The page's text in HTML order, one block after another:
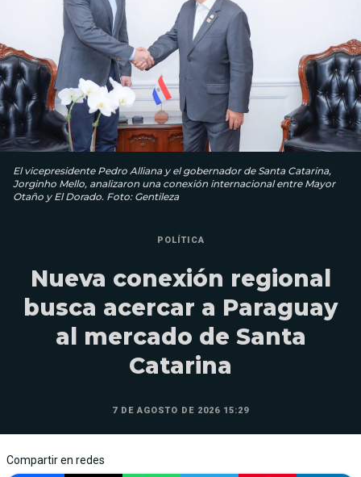
El vicepresidente Pedro Alliana y el gobernador de Santa Catarina,
Jorginho Mello, analizaron una conexión internacional entre Mayor
Otaño y El Dorado. Foto: Gentileza
POLÍTICA
Nueva conexión regional
busca acercar a Paraguay
al mercado de Santa
Catarina
7 DE AGOSTO DE 2026 15:29
Compartir en redes